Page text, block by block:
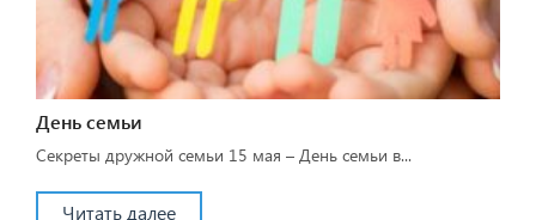
День семьи
Секреты дружной семьи 15 мая – День семьи в...
Читать далее